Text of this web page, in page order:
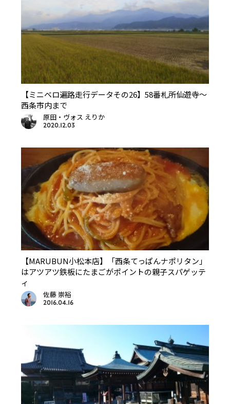
【ミニベロ遍路走行データその26】58番札所仙遊寺～
西条市内まで
原田・ヴォス えりか
2020.12.03
【MARUBUN小松本店】「西条てっぱんナポリタン」
はアツアツ鉄板にたまごがポイントの親子スパゲッテ
ィ
佐藤 崇裕
2016.04.16